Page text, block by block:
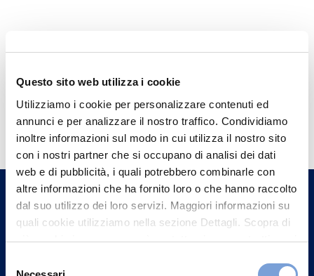
Questo sito web utilizza i cookie
Utilizziamo i cookie per personalizzare contenuti ed
annunci e per analizzare il nostro traffico. Condividiamo
inoltre informazioni sul modo in cui utilizza il nostro sito
con i nostri partner che si occupano di analisi dei dati
web e di pubblicità, i quali potrebbero combinarle con
altre informazioni che ha fornito loro o che hanno raccolto
dal suo utilizzo dei loro servizi. Maggiori informazioni su
quali cookie utilizziamo nella sezione Dettagli. Scopra di
più su chi siamo, come può contattarci e come trattiamo i
può trovare nel footer del sito nella sezione "Informativa
Hai bisogno di
informazioni?
Trova l'Agenzia più vicina a te e parla con
un nostro Agente.
Contattaci